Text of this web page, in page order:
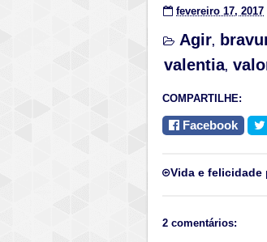
fevereiro 17, 2017
Agir,
valentia,
COMPARTILHE:
Facebook
Vida e felicidade
2 comentários: